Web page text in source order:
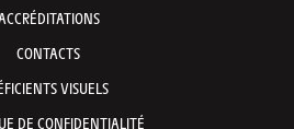
CONTACTS
VISUELS
DE CONFIDENTIALITÉ